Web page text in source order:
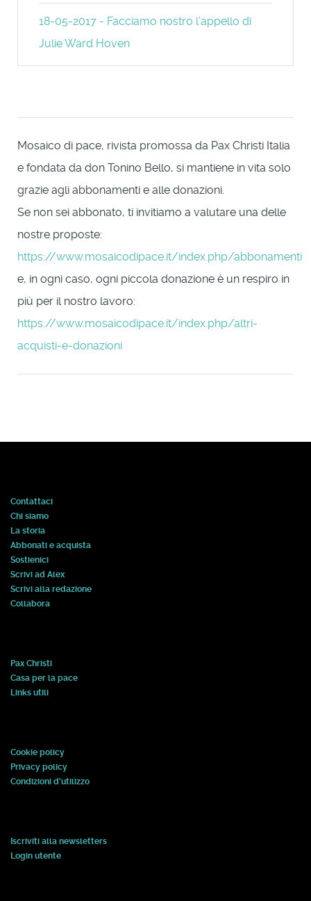
18-05-2017 - Facciamo nostro l’appello di
Julie Ward Hoven
Mosaico di pace, rivista promossa da Pax Christi Italia
e fondata da don Tonino Bello, si mantiene in vita solo
grazie agli abbonamenti e alle donazioni.
Se non sei abbonato, ti invitiamo a valutare una delle
nostre proposte:
https://www.mosaicodipace.it/index.php/abbonamenti
e, in ogni caso, ogni piccola donazione è un respiro in
più per il nostro lavoro:
https://www.mosaicodipace.it/index.php/altri-
acquisti-e-donazioni
Contattaci
Chi siamo
La storia
Abbonati e acquista
Sostienici
Scrivi ad Alex
Scrivi alla redazione
Collabora
Pax Christi
Casa per la pace
Links utili
Cookie policy
Privacy policy
Condizioni d'utilizzo
Iscriviti alla newsletters
Login utente